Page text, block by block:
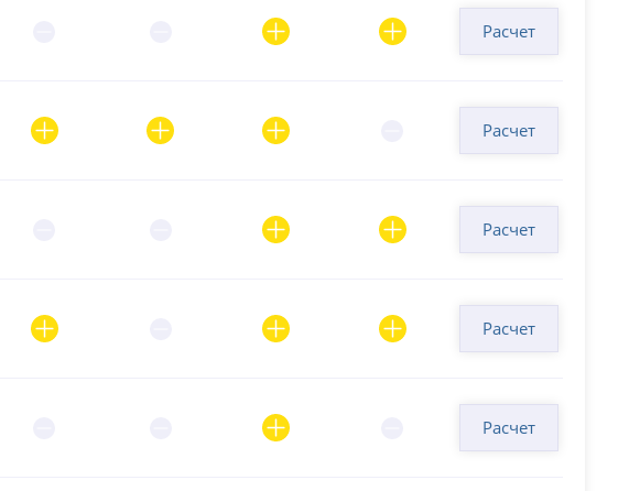
Расчет
Расчет
Расчет
Расчет
Расчет